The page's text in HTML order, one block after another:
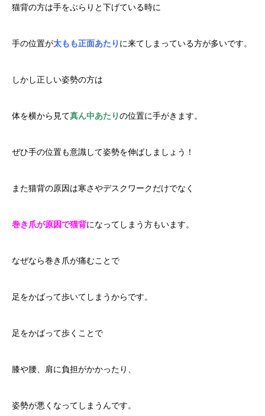
猫背の方は手をぶらりと下げている時に
手の位置が太もも正面あたり に来てしまっている方が多いです。
しかし正しい姿勢の方は
体を横から見て真ん中あたりの位置に手がきます。
ぜひ手の位置も意識して姿勢を伸ばしましょう！
また猫背の原因は寒さやデスクワークだけでなく
巻き爪が原因で猫背になってしまう方もいます。
なぜなら巻き爪が痛むことで
足をかばって歩いてしまうからです。
足をかばって歩くことで
膝や腰、肩に負担がかかったり、
姿勢が悪くなってしまうんです。